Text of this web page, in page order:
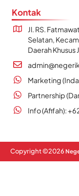
Kontak
Jl. RS.
Selatan,
Daerah Khusus
Marketing
Partnership
Info (Afifah):
Copyright ©2026